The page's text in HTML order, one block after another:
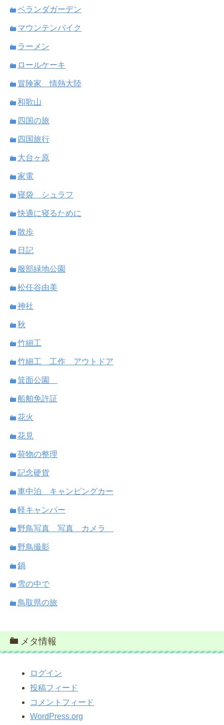
ベランダガーデン
マウンテンバイク
ラーメン
ロールケーキ
冒険家 情熱大陸
和歌山
四国の旅
四国旅行
大台ヶ原
家電
寝袋 シュラフ
快適に寝るために
散歩
日記
服部緑地公園
松任谷由美
神社
秋
竹細工
竹細工 工作 アウトドア
箕面公園
船舶免許証
花火
花見
荷物の整理
記念硬貨
車中泊 キャンピングカー
軽キャンパー
野鳥写真 写真 カメラ
野鳥撮影
鍋
雪の中で
鳥取県の旅
メタ情報
ログイン
投稿フィード
コメントフィード
WordPress.org